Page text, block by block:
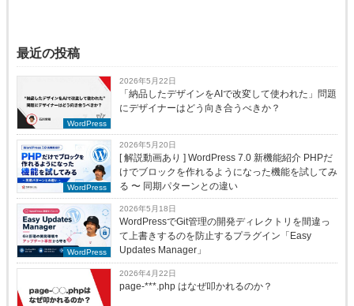
最近の投稿
WordPress
2026年5月22日
「納品したデザインをAIで改変して使われた」問題
にデザイナーはどう向き合うべきか？
WordPress
2026年5月20日
[ 解説動画あり ] WordPress 7.0 新機能紹介 PHPだ
けでブロックを作れるようになった機能を試してみ
る 〜 同期パターンとの違い
WordPress
2026年5月18日
WordPressでGit管理の開発ディレクトリを間違っ
て上書きするのを防止するプラグイン「Easy
Updates Manager」
2026年4月22日
page-***.php はなぜ叩かれるのか？